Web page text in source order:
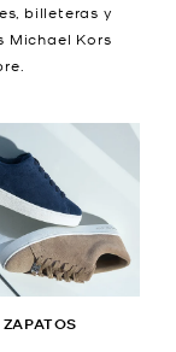
billeteras y
Michael Kors